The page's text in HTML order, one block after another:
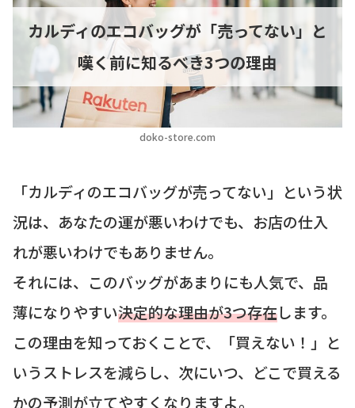
doko-store.com
カルディのエコバッグが「売ってない」と
嘆く前に知るべき3つの理由
「カルディのエコバッグが売ってない」という状
況は、あなたの運が悪いわけでも、お店の仕入
れが悪いわけでもありません。
それには、このバッグがあまりにも人気で、品
薄になりやすい決定的な理由が3つ存在します。
この理由を知っておくことで、「買えない！」と
いうストレスを減らし、次にいつ、どこで買える
かの予測が立てやすくなりますよ。